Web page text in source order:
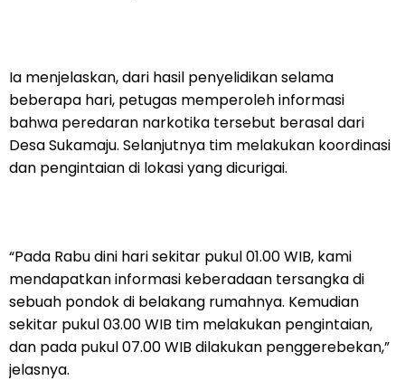
Ia menjelaskan, dari hasil penyelidikan selama
beberapa hari, petugas memperoleh informasi
bahwa peredaran narkotika tersebut berasal dari
Desa Sukamaju. Selanjutnya tim melakukan koordinasi
dan pengintaian di lokasi yang dicurigai.
“Pada Rabu dini hari sekitar pukul 01.00 WIB, kami
mendapatkan informasi keberadaan tersangka di
sebuah pondok di belakang rumahnya. Kemudian
sekitar pukul 03.00 WIB tim melakukan pengintaian,
dan pada pukul 07.00 WIB dilakukan penggerebekan,”
jelasnya.